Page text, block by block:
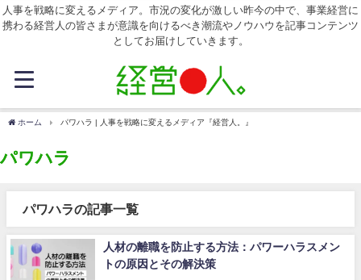
人事を戦略に変えるメディア。市況の変化が激しい昨今の中で、事業経営に
携わる経営人の皆さまが意識を向けるべき潮流やノウハウを記事コンテンツ
としてお届けしていきます。
ホーム パワハラ | 人事を戦略に変えるメディア『経営人。』
パワハラ
パワハラの記事一覧
人材の離職を防止する方法：パワーハラスメン
トの原因とその解決策